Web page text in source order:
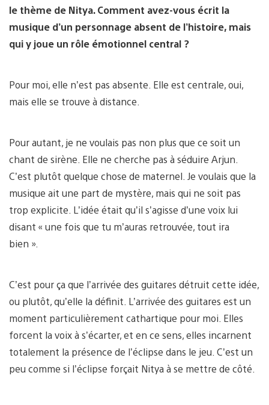
le thème de Nitya. Comment avez-vous écrit la
musique d’un personnage absent de l’histoire, mais
qui y joue un rôle émotionnel central ?
Pour moi, elle n’est pas absente. Elle est centrale, oui,
mais elle se trouve à distance.
Pour autant, je ne voulais pas non plus que ce soit un
chant de sirène. Elle ne cherche pas à séduire Arjun.
C’est plutôt quelque chose de maternel. Je voulais que la
musique ait une part de mystère, mais qui ne soit pas
trop explicite. L’idée était qu’il s’agisse d’une voix lui
disant « une fois que tu m’auras retrouvée, tout ira
bien ».
C’est pour ça que l’arrivée des guitares détruit cette idée,
ou plutôt, qu’elle la définit. L’arrivée des guitares est un
moment particulièrement cathartique pour moi. Elles
forcent la voix à s’écarter, et en ce sens, elles incarnent
totalement la présence de l’éclipse dans le jeu. C’est un
peu comme si l’éclipse forçait Nitya à se mettre de côté.